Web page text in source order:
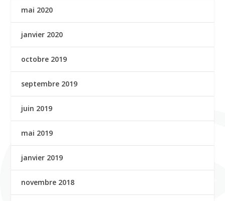
mai 2020
janvier 2020
octobre 2019
septembre 2019
juin 2019
mai 2019
janvier 2019
novembre 2018